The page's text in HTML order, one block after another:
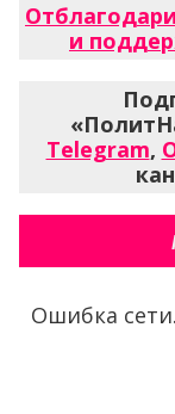
и
Telegram,
Ошибка